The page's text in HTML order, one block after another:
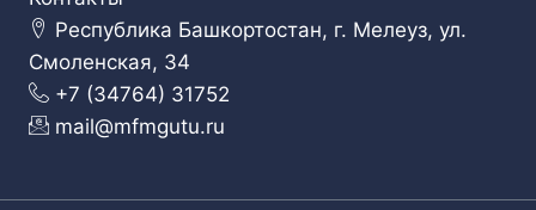
Республика Башкортостан, г. Мелеуз, ул.
Смоленская, 34
+7 (34764) 31752
mail@mfmgutu.ru